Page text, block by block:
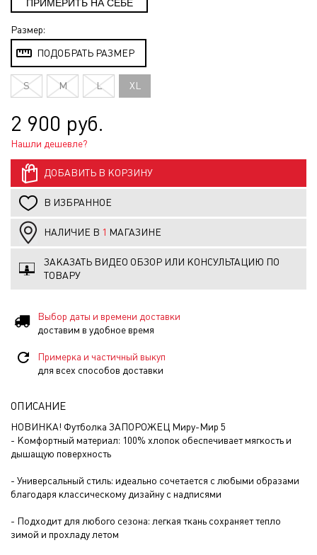
Размер:
ПОДОБРАТЬ РАЗМЕР
S M L XL
2 900 руб.
Нашли дешевле?
ДОБАВИТЬ В КОРЗИНУ
В ИЗБРАННОЕ
НАЛИЧИЕ В 1 МАГАЗИНЕ
ЗАКАЗАТЬ ВИДЕО ОБЗОР ИЛИ КОНСУЛЬТАЦИЮ ПО
ТОВАРУ
Выбор даты и времени доставки
доставим в удобное время
Примерка и частичный выкуп
для всех способов доставки
ОПИСАНИЕ
НОВИНКА! Футболка ЗАПОРОЖЕЦ Миру-Мир 5
- Комфортный материал: 100% хлопок обеспечивает мягкость и
дышащую поверхность
- Универсальный стиль: идеально сочетается с любыми образами
благодаря классическому дизайну с надписями
- Подходит для любого сезона: легкая ткань сохраняет тепло
зимой и прохладу летом